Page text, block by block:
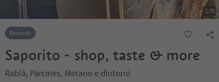
1/9
Bevande
Saporito - shop, taste & more
Rablà, Parcines, Merano e dintorni